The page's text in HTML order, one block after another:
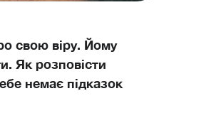
свою віру. Йому
Як розповісти
немає підказок